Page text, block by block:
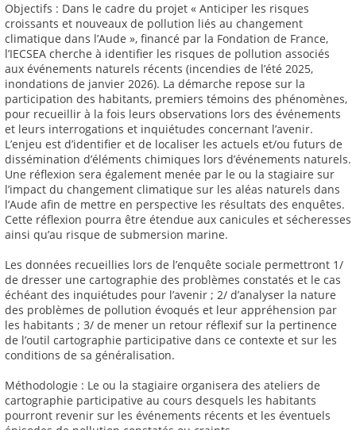
Objectifs : Dans le cadre du projet « Anticiper les risques
croissants et nouveaux de pollution liés au changement
climatique dans l’Aude », financé par la Fondation de France,
l’IECSEA cherche à identifier les risques de pollution associés
aux événements naturels récents (incendies de l’été 2025,
inondations de janvier 2026). La démarche repose sur la
participation des habitants, premiers témoins des phénomènes,
pour recueillir à la fois leurs observations lors des événements
et leurs interrogations et inquiétudes concernant l’avenir.
L’enjeu est d’identifier et de localiser les actuels et/ou futurs de
dissémination d’éléments chimiques lors d’événements naturels.
Une réflexion sera également menée par le ou la stagiaire sur
l’impact du changement climatique sur les aléas naturels dans
l’Aude afin de mettre en perspective les résultats des enquêtes.
Cette réflexion pourra être étendue aux canicules et sécheresses
ainsi qu’au risque de submersion marine.
Les données recueillies lors de l’enquête sociale permettront 1/
de dresser une cartographie des problèmes constatés et le cas
échéant des inquiétudes pour l’avenir ; 2/ d’analyser la nature
des problèmes de pollution évoqués et leur appréhension par
les habitants ; 3/ de mener un retour réflexif sur la pertinence
de l’outil cartographie participative dans ce contexte et sur les
conditions de sa généralisation.
Méthodologie : Le ou la stagiaire organisera des ateliers de
cartographie participative au cours desquels les habitants
pourront revenir sur les événements récents et les éventuels